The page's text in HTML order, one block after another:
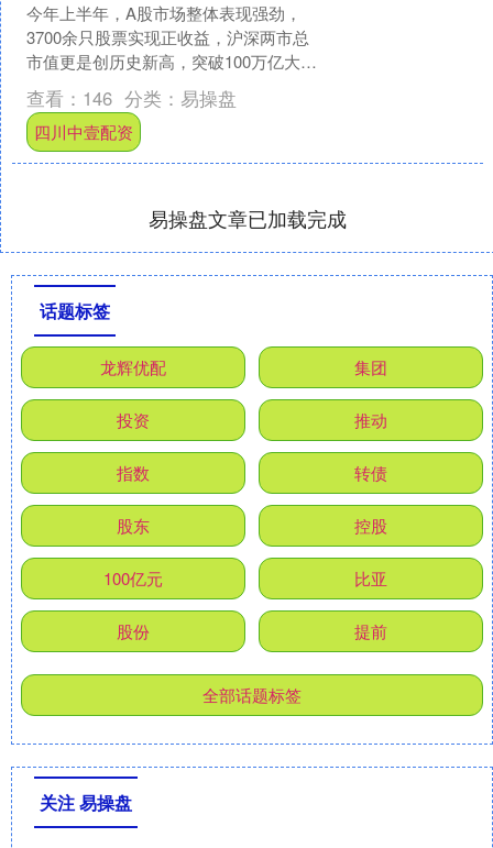
今年上半年，A股市场整体表现强劲，
3700余只股票实现正收益，沪深两市总
市值更是创历史新高，突破100万亿大
关。这无疑为下半年的行情奠定了良好
的基础。 证监会明....
查看： 146 分类： 易操盘
四川中壹配资
易操盘文章已加载完成
话题标签
龙辉优配 集团
投资 推动
指数 转债
股东 控股
100亿元 比亚
股份 提前
全部话题标签
关注 易操盘